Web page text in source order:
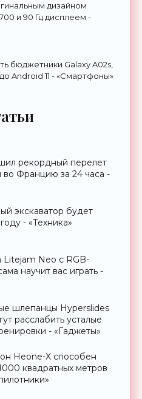
дизайном
и 90 Гц дисплеем -
бюджетники Galaxy A02s,
Android 11 - «Смартфоны»
рекордный перелет
во Францию за 24 часа -
экскаватор будет
- «Техника»
Litejam Neo с RGB-
научит вас играть -
шлепанцы Hyperslides
расслабить усталые
- «Гаджеты»
Heone-X способен
квадратных метров